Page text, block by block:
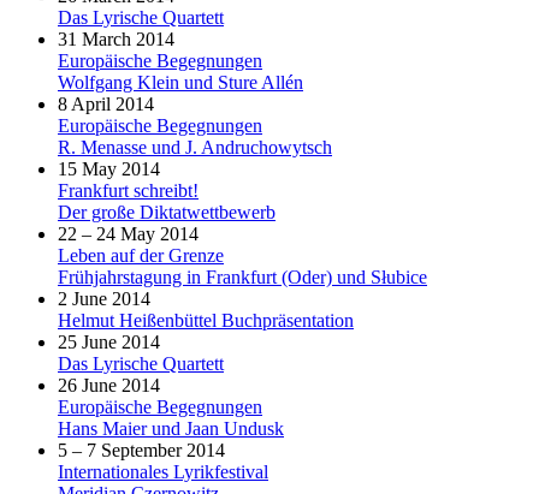
Das Lyrische Quartett
31 March 2014
Europäische Begegnungen
Wolfgang Klein und Sture Allén
8 April 2014
Europäische Begegnungen
R. Menasse und J. Andruchowytsch
15 May 2014
Frankfurt schreibt!
Der große Diktatwettbewerb
22 – 24 May 2014
Leben auf der Grenze
Frühjahrstagung in Frankfurt (Oder) und Słubice
2 June 2014
Helmut Heißenbüttel Buchpräsentation
25 June 2014
Das Lyrische Quartett
26 June 2014
Europäische Begegnungen
Hans Maier und Jaan Undusk
5 – 7 September 2014
Internationales Lyrikfestival